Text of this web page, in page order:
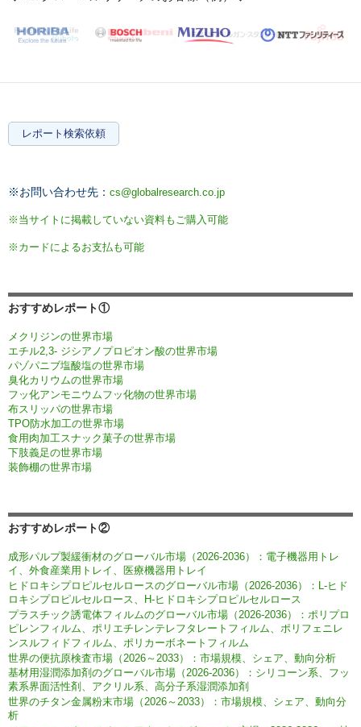
レポート検索依頼
※お問い合わせ先： cs@globalresearch.co.jp
※当サイトに掲載していない資料もご購入可能
※カードによるお支払も可能
おすすめレポート①
メクリジンの世界市場
エチル2,3- ジシアノプロピオン酸の世界市場
パゾパニブ塩酸塩の世界市場
臭化カリウムの世界市場
フッ化アンモニウムフッ化物の世界市場
布スリッパの世界市場
TPO防水加工の世界市場
食用肉加工スナック菓子の世界市場
下肢義足の世界市場
装飾棚の世界市場
おすすめレポート②
成形パルプ製緩衝材のグローバル市場（2026-2036）：電子機器用トレ
イ、外食産業用トレイ、医療機器用トレイ
ヒドロキシプロピルセルロースのグローバル市場（2026-2036）：L-ヒド
ロキシプロピルセルロース、H-ヒドロキシプロピルセルロース
プラスチック誘電体フィルムのグローバル市場（2026-2036）：ポリプロ
ピレンフィルム、ポリエチレンテレフタレートフィルム、ポリフェニレ
ンスルフィドフィルム、ポリカーボネートフィルム
世界の便抗原検査市場（2026～2033）：市場規模、シェア、動向分析
基材用湿潤添加剤のグローバル市場（2026-2036）：シリコーン系、フッ
素系界面活性剤、アクリル系、高分子系湿潤添加剤
世界のチタン金属粉末市場（2026～2033）：市場規模、シェア、動向分
析